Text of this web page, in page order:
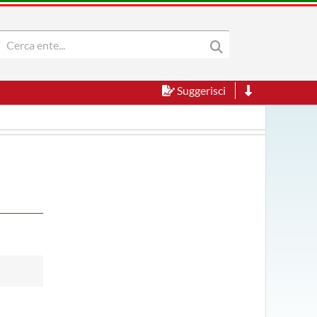
Suggerisci